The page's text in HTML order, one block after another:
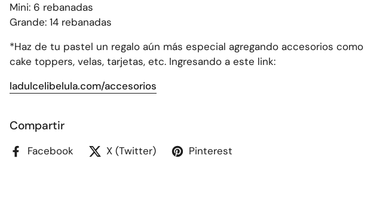
Mini: 6 rebanadas
Grande: 14 rebanadas
*Haz de tu pastel un regalo aún más especial agregando accesorios como
cake toppers, velas, tarjetas, etc. Ingresando a este link:
ladulcelibelula.com/accesorios
Compartir
Facebook X (Twitter) Pinterest